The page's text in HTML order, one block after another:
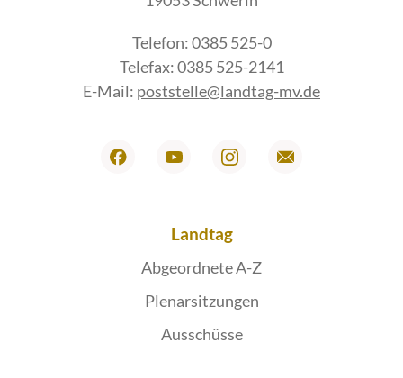
Telefon: 0385 525-0
Telefax: 0385 525-2141
E-Mail: poststelle@landtag-mv.de
Landtag
Abgeordnete A-Z
Plenarsitzungen
Ausschüsse